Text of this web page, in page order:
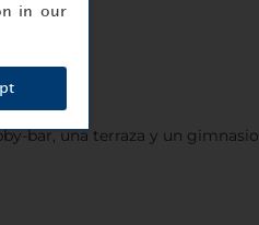
bar, una terraza y un gimnasio
in our